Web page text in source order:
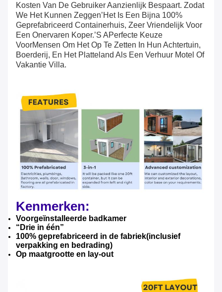
Kosten Van De Gebruiker Aanzienlijk Bespaart. Zodat
We Het Kunnen Zeggen’Het Is Een Bijna 100%
Geprefabriceerd Containerhuis, Zeer Vriendelijk Voor
Een Onervaren Koper.’S APerfecte Keuze
VoorMensen Om Het Op Te Zetten In Hun Achtertuin,
Boerderij, En Het Platteland Als Een Verhuur Motel Of
Vakantie Villa.
Kenmerken:
Voorgeïnstalleerde badkamer
“ Drie in één”
100% geprefabriceerd in de fabriek(inclusief
verpakking en bedrading)
Op maatgrootte en lay-out